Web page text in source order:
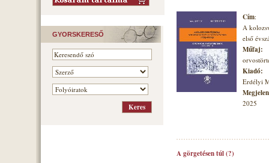
GYORSKERESŐ
Cím:
A
első
Műfaj:
Kiadó:
Erdélyi
2025
A görgetésen túl (?)